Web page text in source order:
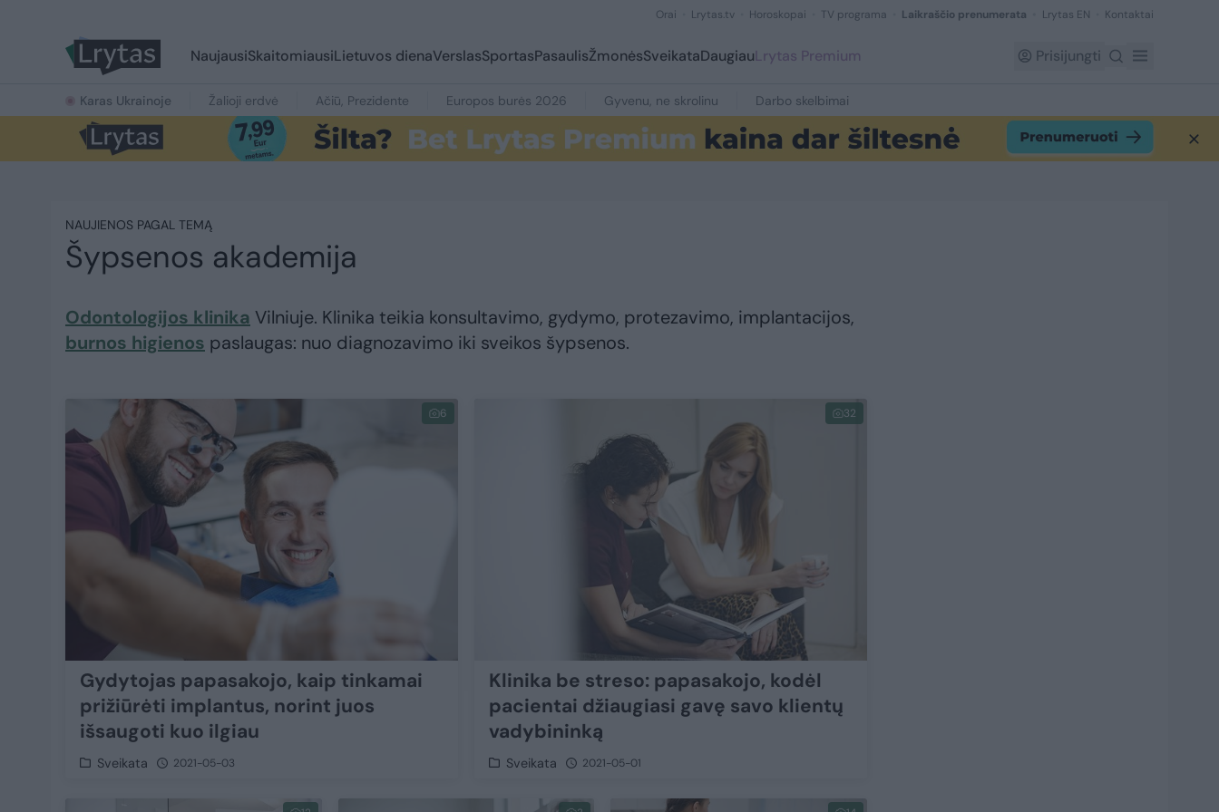
Orai Lrytas.tv Horoskopai TV programa Laikraščio prenumerata Lrytas EN Kontaktai
NaujausiSkaitomiausiLietuvos dienaVerslasSportasPasaulisŽmonėsSveikataDaugiauLrytas Premium Prisijungti
Karas Ukrainoje Žalioji erdvė Ačiū, Prezidente Europos burės 2026 Gyvenu, ne skrolinu Darbo skelbimai
NAUJIENOS PAGAL TEMĄ
Šypsenos akademija
Odontologijos klinika Vilniuje. Klinika teikia konsultavimo, gydymo, protezavimo, implantacijos,
burnos higienos paslaugas: nuo diagnozavimo iki sveikos šypsenos.
6
Gydytojas papasakojo, kaip tinkamai
prižiūrėti implantus, norint juos
išsaugoti kuo ilgiau
Sveikata 2021-05-03
32
Klinika be streso: papasakojo, kodėl
pacientai džiaugiasi gavę savo klientų
vadybininką
Sveikata 2021-05-01